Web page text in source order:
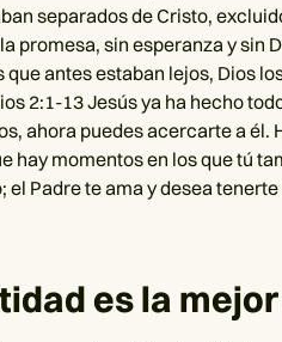
separados de Cristo,
promesa, sin esperanza y sin
que antes estaban lejos, Dios
2:1-13 Jesús ya ha hecho
ahora puedes acercarte a él.
hay momentos en los que tú
Padre te ama y desea
es la